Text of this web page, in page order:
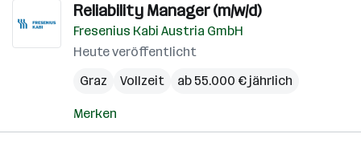
Reliability Manager (m/w/d)
Fresenius Kabi Austria GmbH
Heute veröffentlicht
Graz
Vollzeit ab 55.000 € jährlich
Merken